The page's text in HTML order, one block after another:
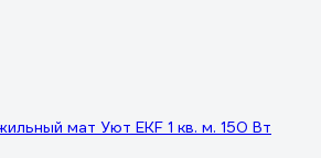
мат Уют EKF 1 кв. м. 150 Вт